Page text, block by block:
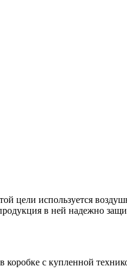
цели используется
в ней надежно
с купленной